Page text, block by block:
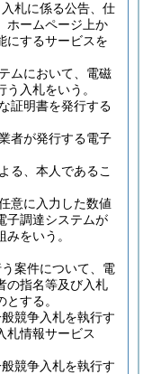
入札に係る公告、仕
ホームページ上か
にするサービスを
ムにおいて、電磁
入札をいう。
証明書を発行する
者が発行する電子
る、本人であるこ
意に入力した数値
子調達システムが
をいう。
案件について、電
の指名等及び入札
する。
競争入札を執行す
札情報サービス
競争入札を執行す